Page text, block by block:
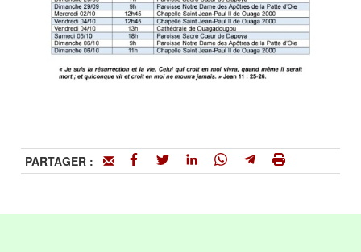
PARTAGER :